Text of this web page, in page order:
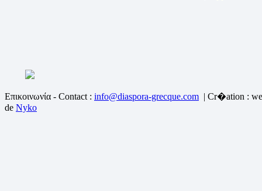
Επικοινωνία - Contact : info@diaspora-grecque.com | Cr�ation :
de Nyko